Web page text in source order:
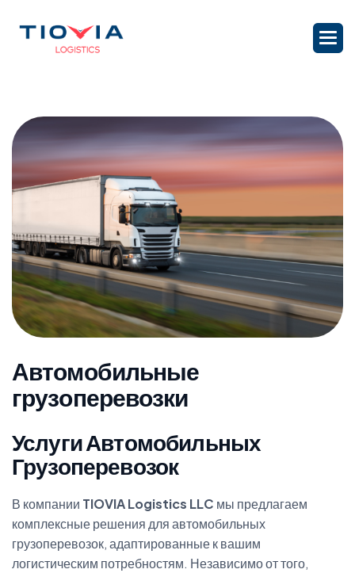
Автомобильные
грузоперевозки
Услуги Автомобильных
Грузоперевозок
В компании TIOVIA Logistics LLC мы предлагаем
комплексные решения для автомобильных
грузоперевозок, адаптированные к вашим
логистическим потребностям. Независимо от того,